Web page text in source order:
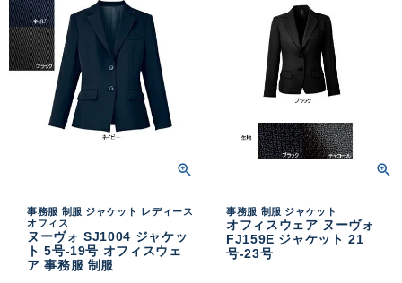
事務服 制服 ジャケット レディース
オフィス
ヌーヴォ SJ1004 ジャケッ
ト 5号-19号 オフィスウェ
ア 事務服 制服
事務服 制服 ジャケット
オフィスウェア ヌーヴォ
FJ159E ジャケット 21
号-23号